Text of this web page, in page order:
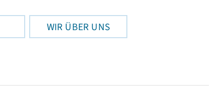
WIR ÜBER UNS